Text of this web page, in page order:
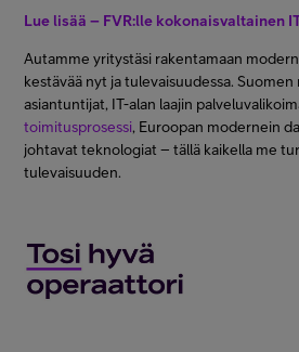
Lue lisää – FVR:lle kokonaisvaltainen
Autamme yritystäsi rakentamaan
kestävää nyt ja tulevaisuudessa.
asiantuntijat, IT-alan laajin
toimitusprosessi, Euroopan modernein
johtavat teknologiat – tällä kaikella me
tulevaisuuden.